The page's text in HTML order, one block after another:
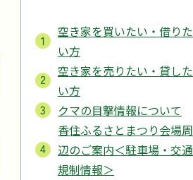
空き家を買いたい・借りた
い方
空き家を売りたい・貸した
い方
クマの目撃情報について
香住ふるさとまつり会場周
辺のご案内＜駐車場・交通
規制情報＞